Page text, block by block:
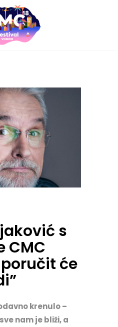
s
CMC
će
krenulo –
nam je bliži, a